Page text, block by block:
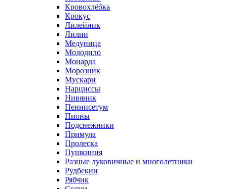
Кровохлёбка
Крокус
Лилейник
Лилии
Медуница
Молодило
Монарда
Морозник
Мускари
Нарциссы
Нивяник
Пеннисетум
Пионы
Подснежники
Примула
Пролеска
Пушкиния
Разные луковичные и многолетники
Рудбекии
Рябчик